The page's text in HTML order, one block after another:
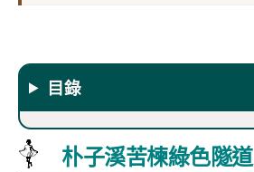
目錄
朴子溪苦楝綠色隧道